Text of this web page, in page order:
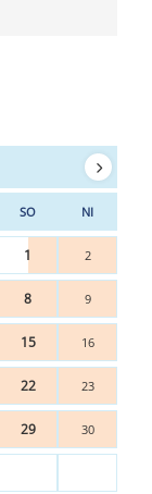
SO NI
1 2
8 9
15 16
22 23
29 30